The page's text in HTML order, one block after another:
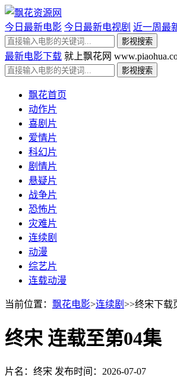
今日最新电影 今日最新电视剧 近一周最
最新电影下载 就上飘花网
飘花首页
动作片
喜剧片
爱情片
科幻片
剧情片
悬疑片
战争片
恐怖片
灾难片
连续剧
动漫
综艺片
连载动漫
当前位置： 飘花电影>连续剧 >>终宋下载
终宋 连载至第04集
片名：终宋 发布时间：2026-07-07